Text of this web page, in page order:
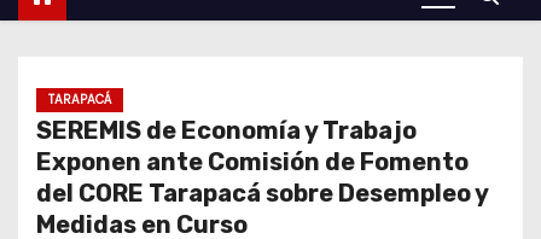
TARAPACÁ
SEREMIS de Economía y Trabajo
Exponen ante Comisión de Fomento
del CORE Tarapacá sobre Desempleo y
Medidas en Curso